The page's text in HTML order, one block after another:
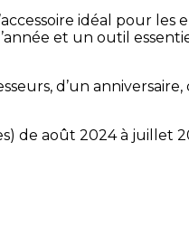
idéal pour
et un outil
d’un
de août 2024 à juillet